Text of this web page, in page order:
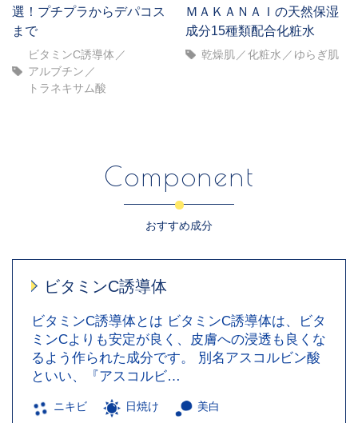
選！プチプラからデパコス
まで
ビタミンC誘導体
アルブチン
トラネキサム酸
ＭＡＫＡＮＡＩの天然保湿
成分15種類配合化粧水
乾燥肌 化粧水 ゆらぎ肌
Component
おすすめ成分
ビタミンC誘導体
ビタミンC誘導体とは ビタミンC誘導体は、ビタ
ミンCよりも安定が良く、皮膚への浸透も良くな
るよう作られた成分です。 別名アスコルビン酸
といい、『アスコルビ…
ニキビ 日焼け 美白